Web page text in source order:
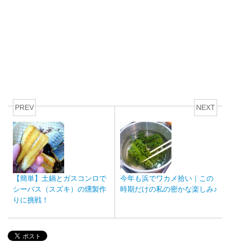
PREV
【簡単】土鍋とガスコンロで
シーバス（スズキ）の燻製作
りに挑戦！
NEXT
今年も浜でワカメ拾い｜この
時期だけの私の密かな楽しみ♪